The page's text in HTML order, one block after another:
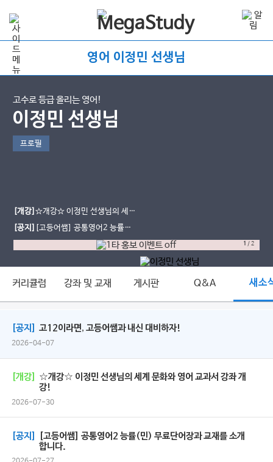
영어 이정민 선생님
고수로 등급 올리는 영어!
이정민 선생님
프로필
[개강]☆개강☆ 이정민 선생님의 세계
문화와 영어 교과서 강좌 개강!
[공지] [고등어쌤] 공통영어2 능률
(민) 무료단어장과 교재를 소개합니
1 /2
커리큘럼 강좌 및 교재 게시판 Q&A 새소
[공지] 고12이라면, 고등어쌤과 내신 대비하자!
2026-04-07
[개강]
☆개강☆ 이정민 선생님의 세계 문화와 영어 교과서 강좌 개
강!
2026-07-30
[공지]
[고등어쌤] 공통영어2 능률(민) 무료단어장과 교재를 소개
합니다.